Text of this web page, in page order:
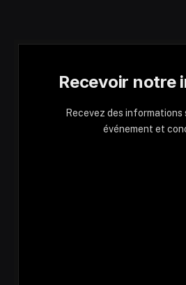
Recevoir notre
Recevez des informations
événement et